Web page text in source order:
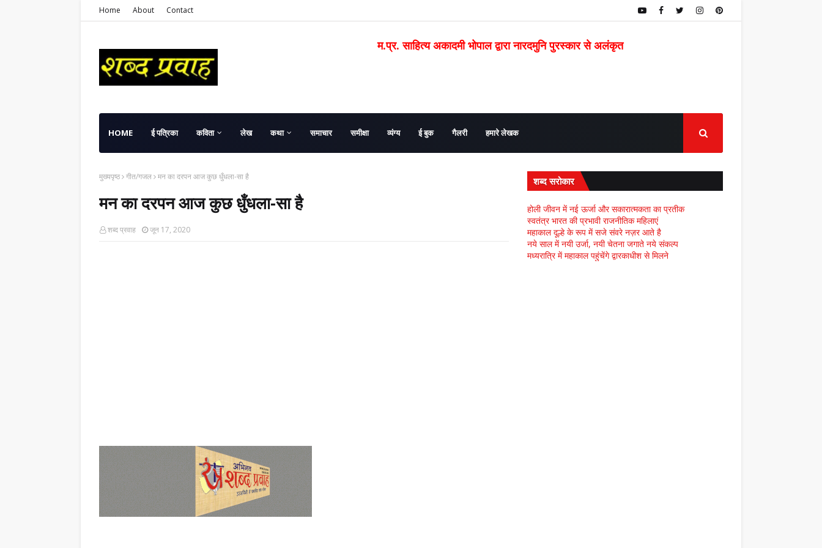
Home About Contact
म.प्र. साहित्य अकादमी भोपाल द्वारा नारदमुनि पुरस्कार से अलंकृत
HOME ई पत्रिका कविता लेख कथा समाचार समीक्षा व्यंग्य ई बुक गैलरी हमारे लेखक
मुख्यपृष्ठ गीत/गजल मन का दरपन आज कुछ धुँधला-सा है
मन का दरपन आज कुछ धुँधला-सा है
शब्द प्रवाह जून 17, 2020
शब्द सरोकार
होली जीवन में नई ऊर्जा और सकारात्मकता का प्रतीक
स्वतंत्र भारत की प्रभावी राजनीतिक महिलाएं
महाकाल दूल्हे के रूप में सजे संवरे नज़र आते है
नये साल में नयी उर्जा, नयी चेतना जगाते नये संकल्प
मध्यरात्रि में महाकाल पहुंचेंगे द्वारकाधीश से मिलने